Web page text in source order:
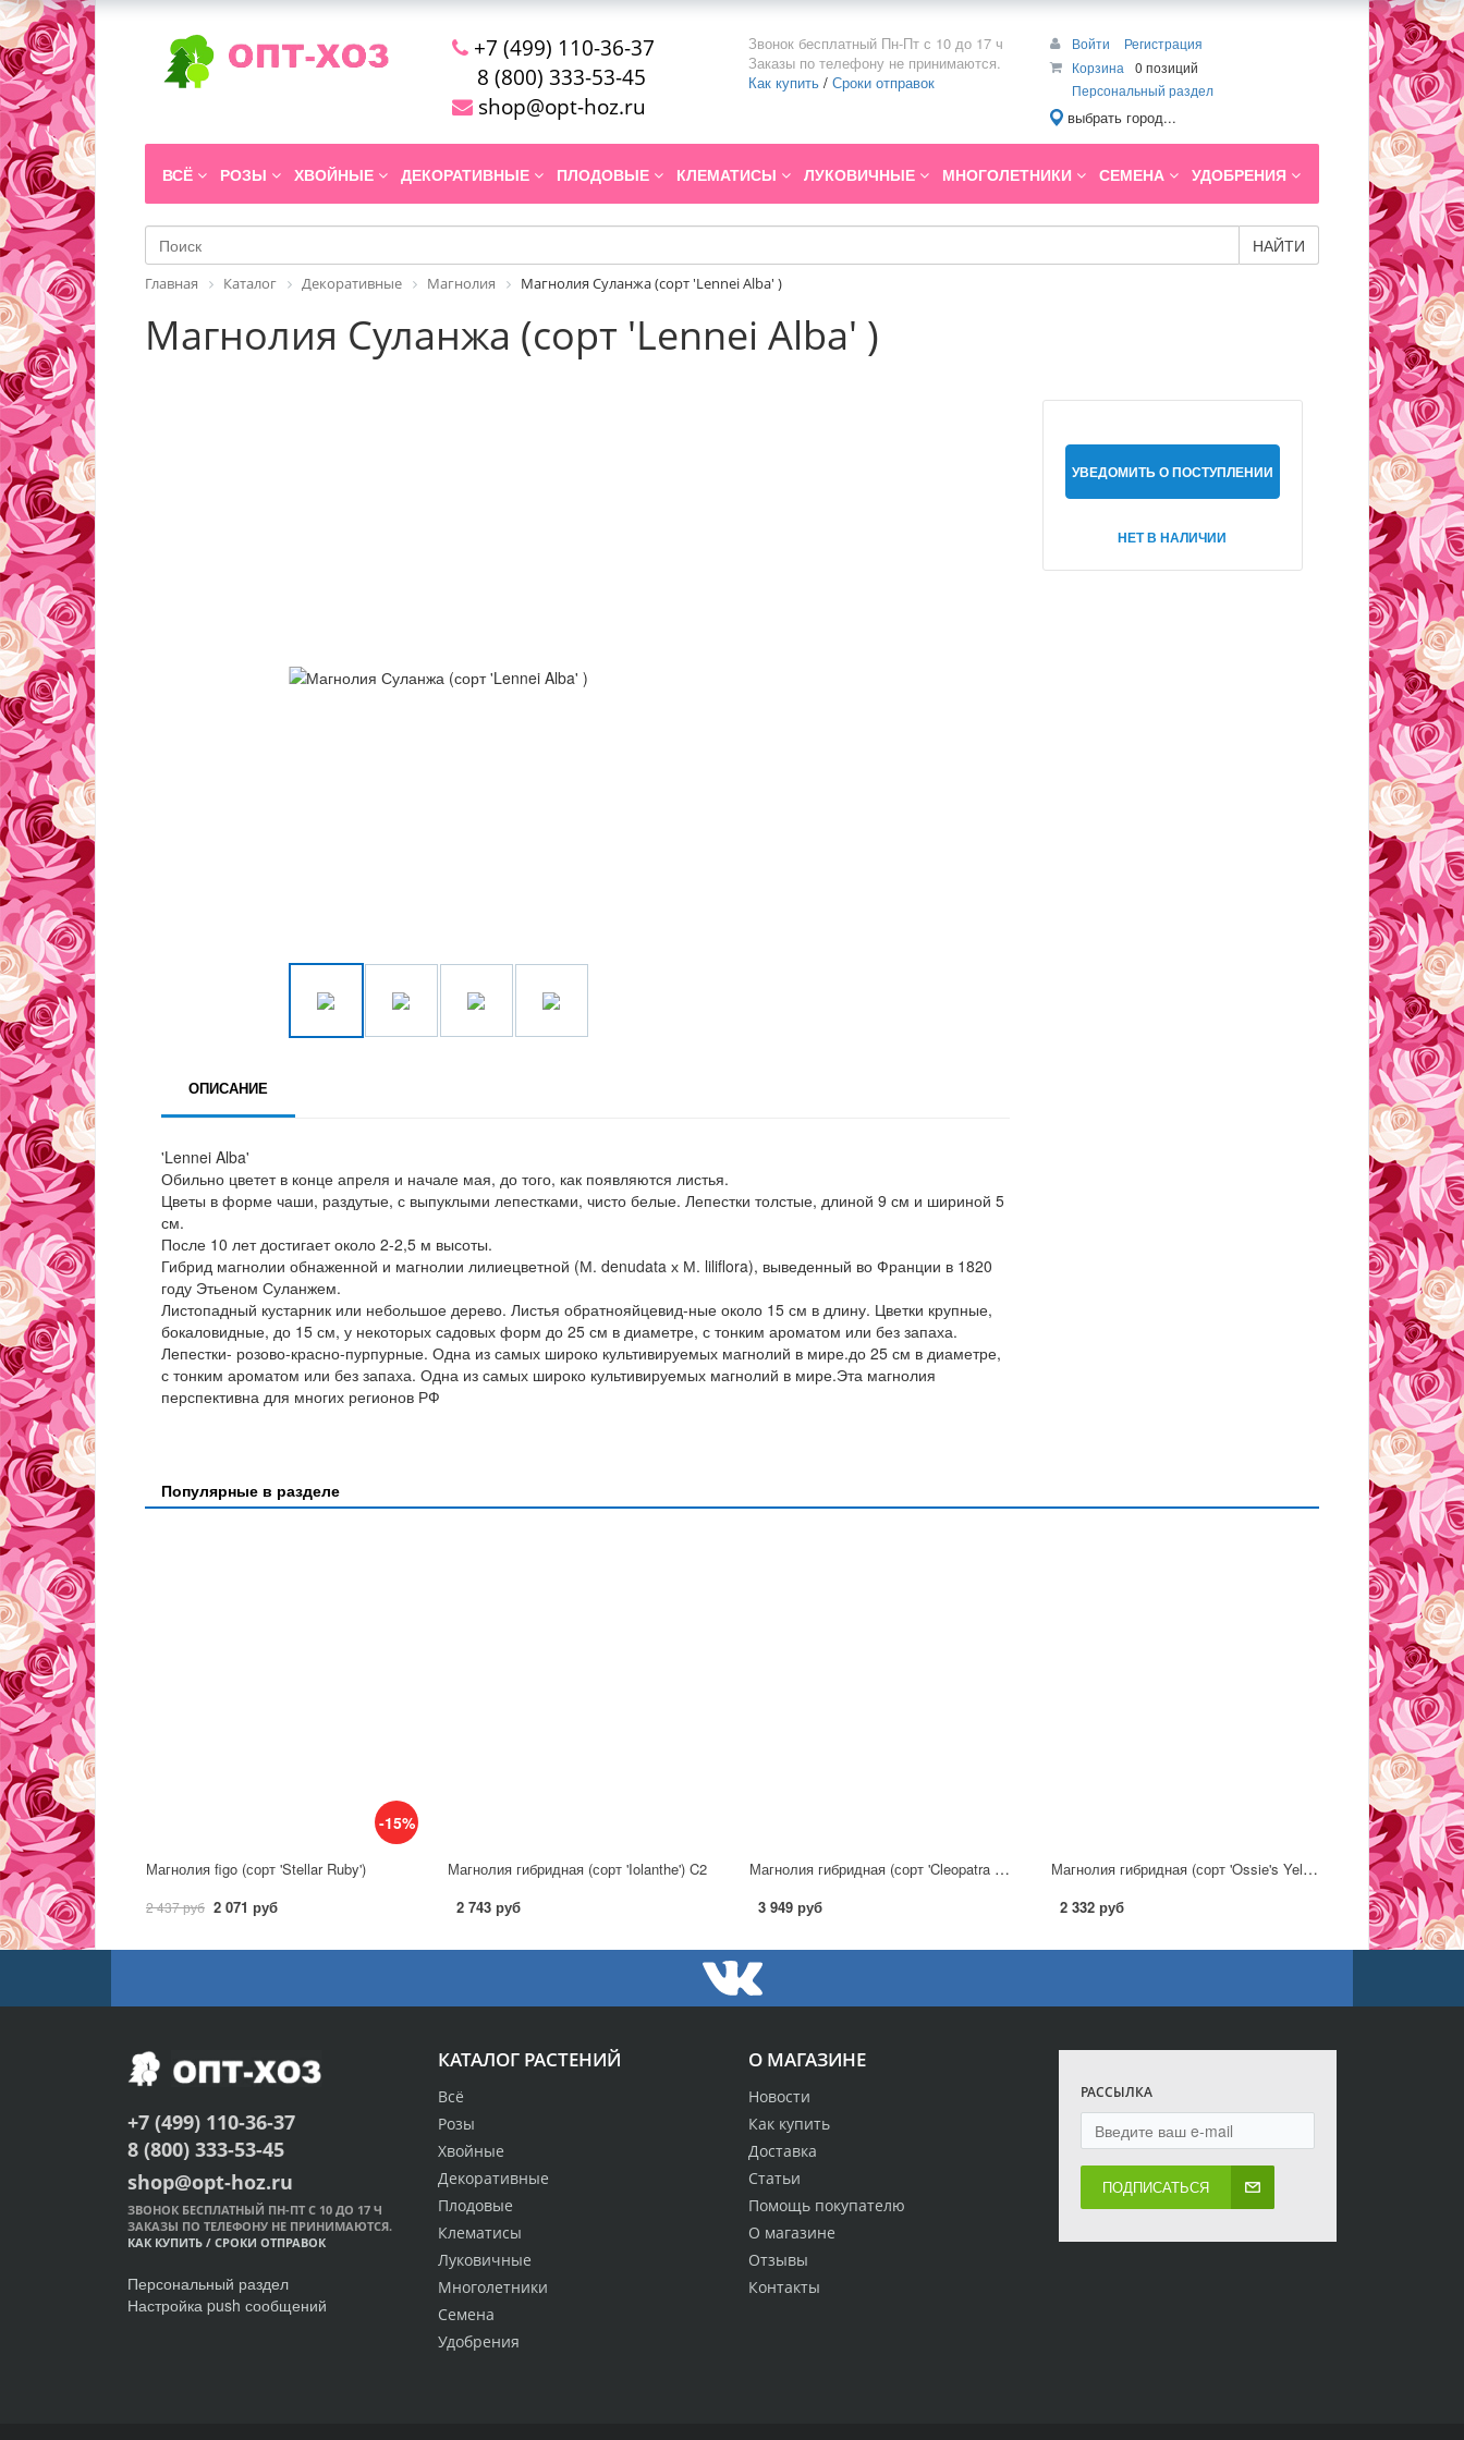
+7 (499) 110-36-37
8 (800) 333-53-45
shop@opt-hoz.ru
Звонок бесплатный Пн-Пт с 10 до 17 ч
Заказы по телефону не принимаются.
Как купить / Сроки отправок
Войти
Регистрация
Корзина
0 позиций
Персональный раздел
выбрать город...
ВСЁ РОЗЫ ХВОЙНЫЕ ДЕКОРАТИВНЫЕ ПЛОДОВЫЕ КЛЕМАТИСЫ ЛУКОВИЧНЫЕ МНОГОЛЕТНИКИ СЕМЕНА УДОБРЕНИЯ
НАЙТИ
Главная Каталог Декоративные Магнолия Магнолия Суланжа (сорт 'Lennei Alba' )
Магнолия Суланжа (сорт 'Lennei Alba' )
УВЕДОМИТЬ О ПОСТУПЛЕНИИ
НЕТ В НАЛИЧИИ
ОПИСАНИЕ
'Lennei Alba'
Обильно цветет в конце апреля и начале мая, до того, как появляются листья.
Цветы в форме чаши, раздутые, с выпуклыми лепестками, чисто белые. Лепестки толстые, длиной 9 см и шириной 5
см.
После 10 лет достигает около 2-2,5 м высоты.
Гибрид магнолии обнаженной и магнолии лилиецветной (М. denudata х М. liliflora), выведенный во Франции в 1820
году Этьеном Суланжем.
Листопадный кустарник или небольшое дерево. Листья обратнояйцевид-ные около 15 см в длину. Цветки крупные,
бокаловидные, до 15 см, у некоторых садовых форм до 25 см в диаметре, с тонким ароматом или без запаха.
Лепестки- розово-красно-пурпурные. Одна из самых широко культивируемых магнолий в мире.до 25 см в диаметре,
с тонким ароматом или без запаха. Одна из самых широко культивируемых магнолий в мире.Эта магнолия
перспективна для многих регионов РФ
Популярные в разделе
-15%
Магнолия figo (сорт 'Stellar Ruby')
2 437 руб 2 071 руб
Магнолия гибридная (сорт 'Iolanthe') C2
2 743 руб
Магнолия гибридная (сорт 'Cleopatra ®') С3
3 949 руб
Магнолия гибридная (сорт 'Ossie's Yellow') С3
2 332 руб
О МАГАЗИНЕ
Новости
Как купить
Доставка
Статьи
Помощь покупателю
О магазине
Отзывы
Контакты
КАТАЛОГ РАСТЕНИЙ
Всё
Розы
Хвойные
Декоративные
Плодовые
Клематисы
Луковичные
Многолетники
Семена
Удобрения
РАССЫЛКА
ПОДПИСАТЬСЯ
+7 (499) 110-36-37
8 (800) 333-53-45
shop@opt-hoz.ru
ЗВОНОК БЕСПЛАТНЫЙ ПН-ПТ С 10 ДО 17 Ч
ЗАКАЗЫ ПО ТЕЛЕФОНУ НЕ ПРИНИМАЮТСЯ.
КАК КУПИТЬ / СРОКИ ОТПРАВОК
Персональный раздел
Настройка push сообщений